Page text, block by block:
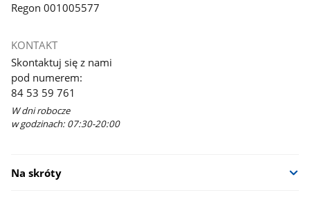
Regon 001005577
KONTAKT
Skontaktuj się z nami
pod numerem:
84 53 59 761
W dni robocze
w godzinach: 07:30-20:00
Na skróty